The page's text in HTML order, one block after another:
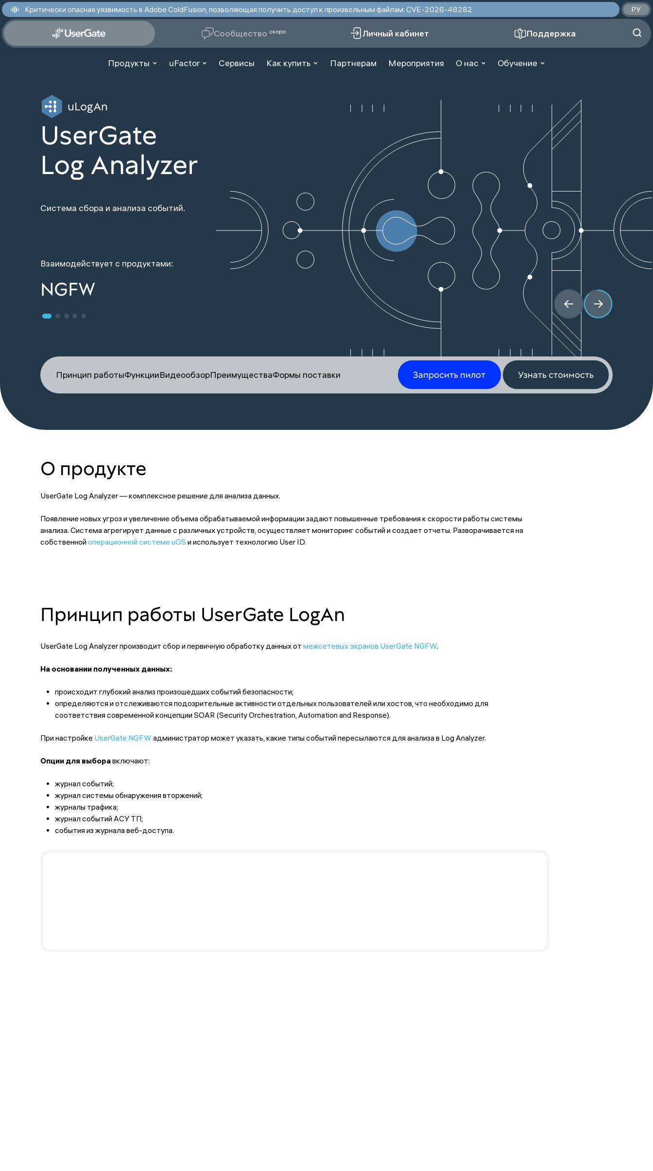
Критически опасная уязвимость в Adobe ColdFusion, позволяющая получить доступ к произвольным файлам: CVE-2026-48282 РУ
Сообщество скоро Личный кабинет Поддержка
Продукты uFactor Сервисы Как купить Партнерам Мероприятия О нас Обучение
uLogAn
UserGate
Log Analyzer
Система сбора и анализа событий.
Взаимодействует с продуктами:
NGFW
Принцип работыФункцииВидеообзорПреимуществаФормы поставки Запросить пилот Узнать стоимость
О продукте
UserGate Log Analyzer — комплексное решение для анализа данных.
Появление новых угроз и увеличение объема обрабатываемой информации задают повышенные требования к скорости работы системы
анализа. Система агрегирует данные с различных устройств, осуществляет мониторинг событий и создает отчеты. Разворачивается на
собственнойоперационной системе uOS и использует технологию User ID.
Принцип работы UserGate LogAn
UserGate Log Analyzer производит сбор и первичную обработку данных от межсетевых экранов UserGate NGFW.
На основании полученных данных:
происходит глубокий анализ произошедших событий безопасности;
определяются и отслеживаются подозрительные активности отдельных пользователей или хостов, что необходимо для
соответствия современной концепции SOAR (Security Orchestration, Automation and Response).
При настройке UserGate NGFW администратор может указать, какие типы событий пересылаются для анализа в Log Analyzer.
Опции для выборавключают:
журнал событий;
журнал системы обнаружения вторжений;
журналы трафика;
журнал событий АСУ ТП;
события из журнала веб-доступа.